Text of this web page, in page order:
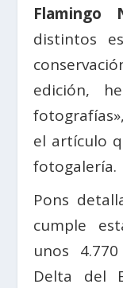
Flamingo
distintos
edición,
el artículo
fotogalería.
Pons
cumple
unos
Delta del